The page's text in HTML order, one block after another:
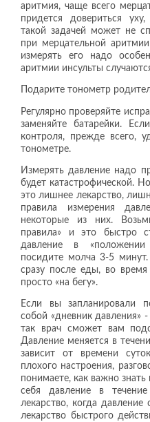
аритмия, чаще всего
придется довериться
такой задачей может не
при мерцательной
измерять его надо
аритмии инсульты
Подарите тонометр
Регулярно проверяйте
заменяйте батарейки.
контроля, прежде всего,
тонометре.
Измерять давление надо
будет катастрофической.
это лишнее лекарство,
правила измерения
некоторые из них.
правила» и это быстро
давление в
посидите молча 3-5
сразу после еды, во
просто «на бегу».
Если вы запланировали
собой «дневник давления»
так врач сможет вам
Давление меняется в
зависит от времени
плохого настроения,
понимаете, как важно
себя давление в
лекарство, когда
лекарство быстрого